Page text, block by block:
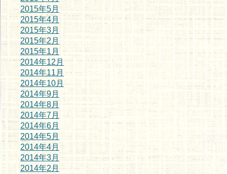
2015年5月
2015年4月
2015年3月
2015年2月
2015年1月
2014年12月
2014年11月
2014年10月
2014年9月
2014年8月
2014年7月
2014年6月
2014年5月
2014年4月
2014年3月
2014年2月